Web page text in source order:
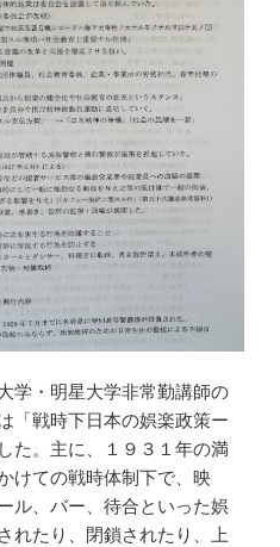
学・明星大学非常勤講師の
「戦時下日本の娯楽政策ー
た。主に、１９３１年の満
けての戦時体制下で、映
ル、バー、待合といった娯
れたり、閉鎖されたり、上